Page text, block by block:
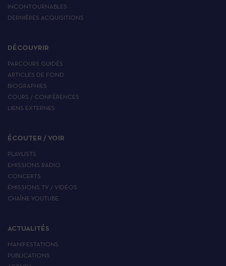
INCONTOURNABLES
DERNIÈRES ACQUISITIONS
DÉCOUVRIR
PARCOURS GUIDÉS
ARTICLES DE FOND
BIOGRAPHIES
COURS / CONFÉRENCES
LIENS EXTERNES
ÉCOUTER / VOIR
PLAYLISTS
EMISSIONS RADIO
CONCERTS
ÉMISSIONS TV / VIDÉOS
CHAÎNE YOUTUBE
ACTUALITÉS
MANIFESTATIONS
PUBLICATIONS